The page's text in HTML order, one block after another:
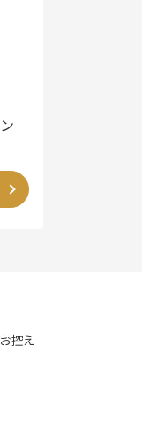
控え